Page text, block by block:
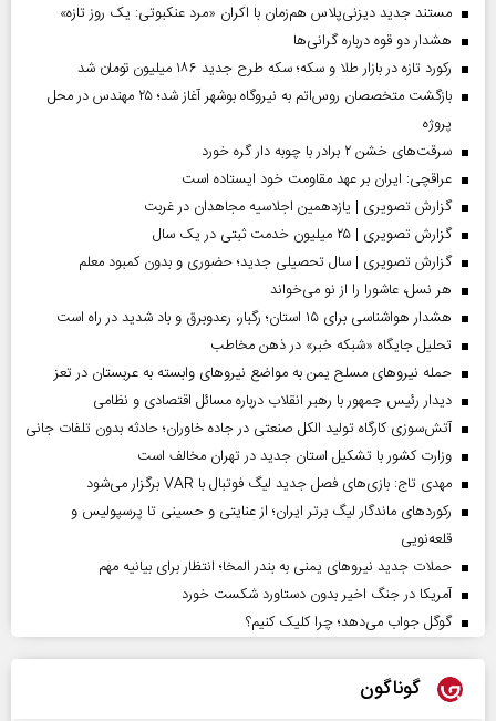
مستند جدید دیزنی‌پلاس هم‌زمان با اکران «مرد عنکبوتی: یک روز تازه»
هشدار دو قوه درباره گرانی‌ها
رکورد تازه در بازار طلا و سکه؛ سکه طرح جدید ۱۸۶ میلیون تومان شد
بازگشت متخصصان روس‌اتم به نیروگاه بوشهر آغاز شد؛ ۲۵ مهندس در محل
پروژه
سرقت‌های خشن ۲ برادر با چوبه دار گره خورد
عراقچی: ایران بر عهد مقاومت خود ایستاده است
گزارش تصویری | یازدهمین اجلاسیه مجاهدان در غربت
گزارش تصویری | ۲۵ میلیون خدمت ثبتی در یک سال
گزارش تصویری | سال تحصیلی جدید؛ حضوری و بدون کمبود معلم
هر نسل، عاشورا را از نو می‌خواند
هشدار هواشناسی برای ۱۵ استان؛ رگبار، رعدوبرق و باد شدید در راه است
تحلیل جایگاه «شبکه خبر» در ذهن مخاطب
حمله نیروهای مسلح یمن به مواضع نیروهای وابسته به عربستان در تعز
دیدار رئیس‌ جمهور با رهبر انقلاب درباره مسائل اقتصادی و نظامی
آتش‌سوزی کارگاه تولید الکل صنعتی در جاده خاوران؛ حادثه بدون تلفات جانی
وزارت کشور با تشکیل استان جدید در تهران مخالف است
مهدی تاج: بازی‌های فصل جدید لیگ فوتبال با VAR برگزار می‌شود
رکورد‌های ماندگار لیگ برتر ایران؛ از عنایتی و حسینی تا پرسپولیس و
قلعه‌نویی
حملات جدید نیروهای یمنی به بندر المخا؛ انتظار برای بیانیه مهم
آمریکا در جنگ اخیر بدون دستاورد شکست خورد
گوگل جواب می‌دهد؛ چرا کلیک کنیم؟
گوناگون